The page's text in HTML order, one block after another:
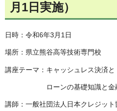
月1日実施）
日時：令和6年3月1日
場所：県立熊谷高等技術専門校
講座テーマ：キャッシュレス決済
ローンの基礎知識と⾦融ト
講師：一般社団法人日本クレジッ